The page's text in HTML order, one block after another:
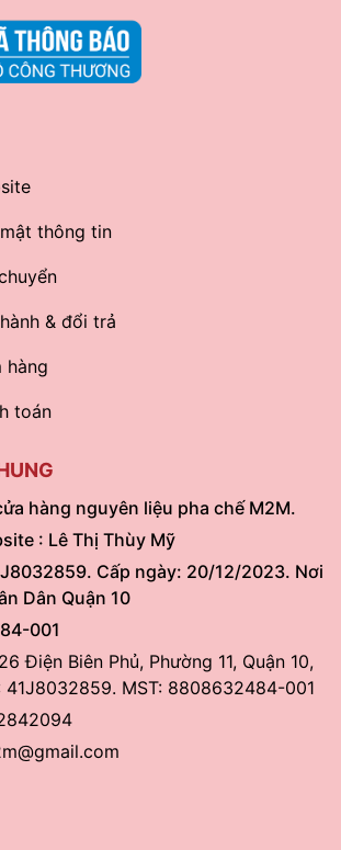
thông tin
& đổi trả
hàng
toán
hàng nguyên liệu pha chế M2M.
: Lê Thị Thùy Mỹ
Cấp ngày: 20/12/2023. Nơi
Dân Quận 10
001
Điện Biên Phủ, Phường 11, Quận 10,
41J8032859. MST: 8808632484-001